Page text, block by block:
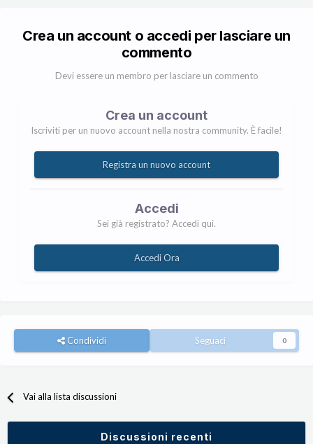
Crea un account o accedi per lasciare un
commento
Devi essere un membro per lasciare un commento
Crea un account
Iscriviti per un nuovo account nella nostra community. È facile!
Registra un nuovo account
Accedi
Sei già registrato? Accedi qui.
Accedi Ora
Condividi Seguaci 0
Vai alla lista discussioni
Discussioni recenti